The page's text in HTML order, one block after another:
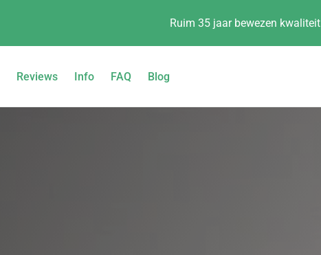
Ruim 35 jaar bewezen kwaliteit
Reviews Info FAQ Blog